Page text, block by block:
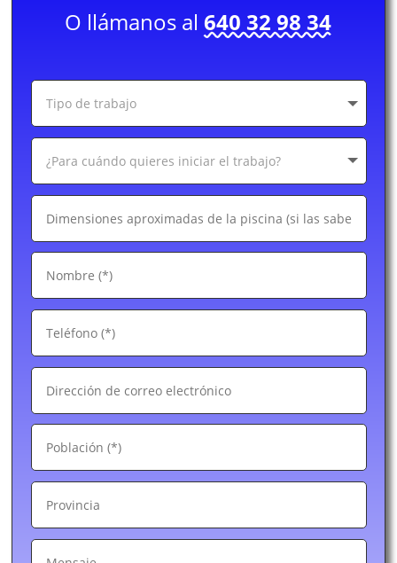
O llámanos al640 32 98 34